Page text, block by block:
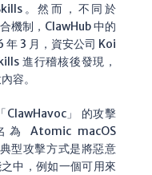
。然而，不同於
機制，ClawHub 中的
3 月，資安公司 Koi
進行稽核後發現，
容。
ClawHavoc」 的攻擊
Atomic macOS
型攻擊方式是將惡意
中，例如一個可用來